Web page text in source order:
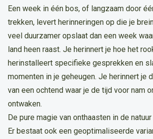
Een week in één bos, of langzaam door
trekken, levert herinneringen op die je
veel duurzamer opslaat dan een week
land heen raast. Je herinnert je hoe het
herinstalleert specifieke gesprekken en
momenten in je geheugen. Je herinnert je
van een ochtend waar je de tijd voor nam
ontwaken.
De pure magie van onthaasten in de natuur
Er bestaat ook een geoptimaliseerde